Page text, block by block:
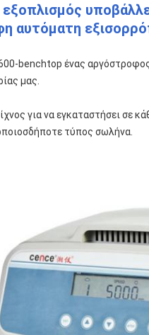
εξοπλισμός
αυτόματη
benchtop ένας αργόστροφος
μας.
για να εγκαταστήσει σε
τύπος σωλήνα.